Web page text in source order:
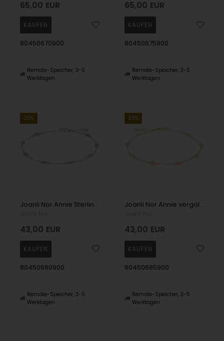
65,00 EUR
80450670900
Remote-Speicher, 3-5
Werktagen
65,00 EUR
80450675900
Remote-Speicher, 3-5
Werktagen
20%
Joanli Nor Annie Sterling Silber Armband mit glänzender Oberfläche
43,00 EUR
80450680900
Remote-Speicher, 3-5
Werktagen
20%
Joanli Nor Annie vergoldetes Sterlingsilber-Armband mit polierter Oberfläche
43,00 EUR
80450685900
Remote-Speicher, 3-5
Werktagen